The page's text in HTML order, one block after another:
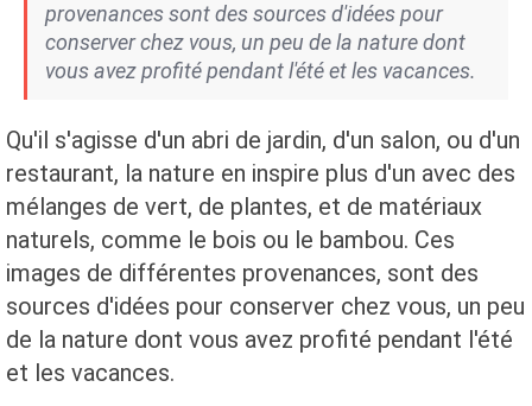
provenances sont des sources d'idées pour
conserver chez vous, un peu de la nature dont
vous avez profité pendant l'été et les vacances.
Qu'il s'agisse d'un abri de jardin, d'un salon, ou d'un
restaurant, la nature en inspire plus d'un avec des
mélanges de vert, de plantes, et de matériaux
naturels, comme le bois ou le bambou. Ces
images de différentes provenances, sont des
sources d'idées pour conserver chez vous, un peu
de la nature dont vous avez profité pendant l'été
et les vacances.